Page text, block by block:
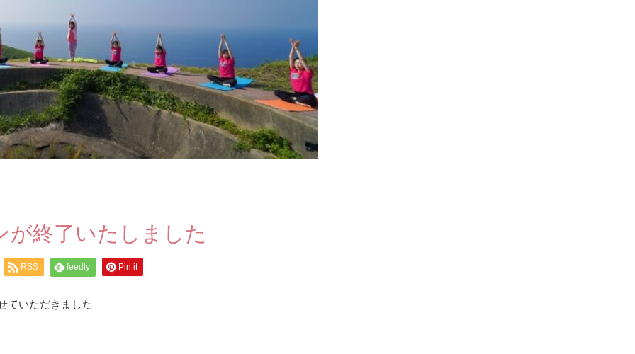
が終了いたしました
RSS feedly Pin it
ていただきました